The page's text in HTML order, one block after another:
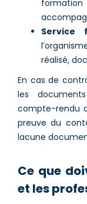
Service
réalisé,
En cas de
les
compte-rendu
preuve du
lacune
Ce que
et les